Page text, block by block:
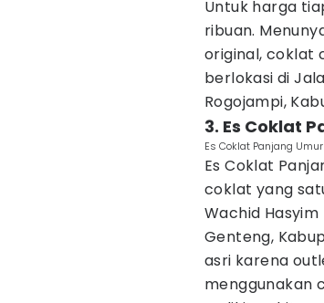
Untuk harga
ribuan.
original, coklat
berlokasi di
Rogojampi,
3. Es Coklat
Es Coklat Panjang
Es Coklat
coklat yang
Wachid
Genteng,
asri karena
menggunakan